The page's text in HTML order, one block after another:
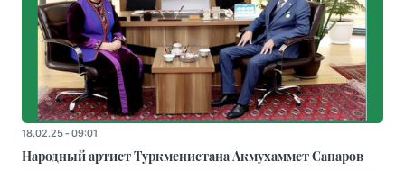
18.02.25 - 09:01
Народный артист Туркменистана Акмухаммет Сапаров